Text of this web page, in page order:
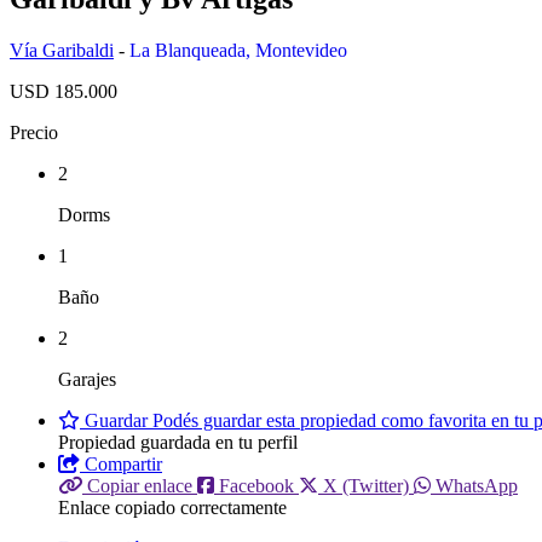
Vía Garibaldi - La Blanqueada, Montevideo
USD 185.000
Precio
2
Dorms
1
Baño
2
Garajes
GuardarPodés guardar esta propiedad como favorita en tu
Propiedad guardada en tu perfil
Compartir
Copiar enlace
Facebook X (Twitter)
WhatsApp
Enlace copiado correctamente